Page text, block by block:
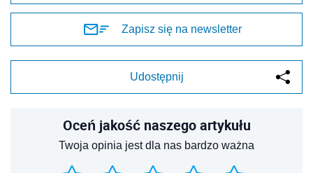
Zapisz się na newsletter
Udostępnij
Oceń jakość naszego artykułu
Twoja opinia jest dla nas bardzo ważna